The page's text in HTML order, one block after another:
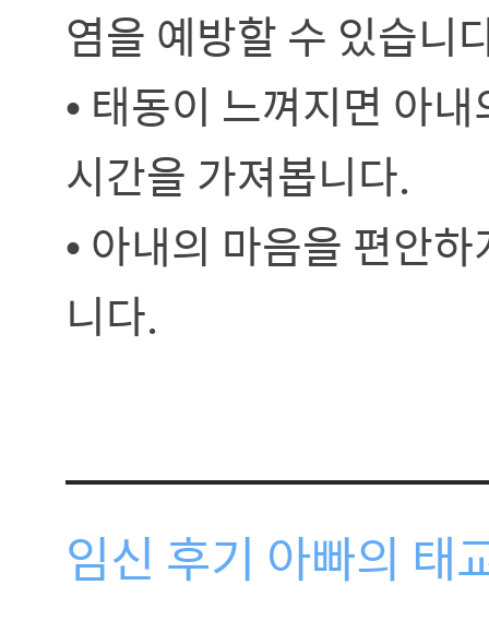
염을 예방할 수 있습니
• 태동이 느껴지면 아
시간을 가져봅니다.
• 아내의 마음을 편안
니다.
임신 후기 아빠의 태